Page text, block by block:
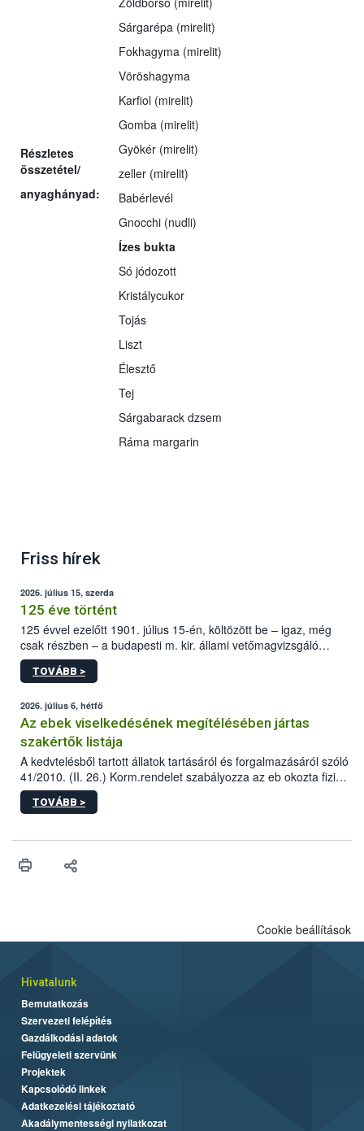
Részletes
összetétel/
anyaghányad:
Sárgarépa (mirelit)
Fokhagyma (mirelit)
Vöröshagyma
Karfiol (mirelit)
Gomba (mirelit)
Gyökér (mirelit)
zeller (mirelit)
Babérlevél
Gnocchi (nudli)
Ízes bukta
Só jódozott
Kristálycukor
Tojás
Liszt
Élesztő
Tej
Sárgabarack dzsem
Ráma margarin
Friss hírek
2026. július 15, szerda
125 éve történt
125 évvel ezelőtt 1901. július 15-én, költözött be – igaz, még
csak részben – a budapesti m. kir. állami vetőmagvizsgáló
állomás a Kis Rókus utca 15. szám alatti, Czigler Győző által
tervezett új épületébe.
TOVÁBB >
2026. július 6, hétfő
Az ebek viselkedésének megítélésében jártas
szakértők listája
A kedvtelésből tartott állatok tartásáról és forgalmazásáról szóló
41/2010. (II. 26.) Korm.rendelet szabályozza az eb okozta fizikai
sérülés, illetve ennek veszélye keletkezésekor felmerülő
hatósági feladatokat, valamint a veszélyes eb tartását és annak
vonni az ebek viselkedésének megítélésében jártas szakértőt.
TOVÁBB >
Cookie beállítások
Hivatalunk
Bemutatkozás
Szervezeti felépítés
Gazdálkodási adatok
Felügyeleti szervünk
Projektek
Kapcsolódó linkek
Adatkezelési tájékoztató
Akadálymentességi nyilatkozat